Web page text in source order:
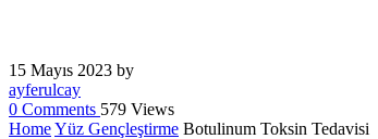
ayferulcay
0 Comments 579 Views
HomeYüz Gençleştirme Botulinum Toksin Tedavisi